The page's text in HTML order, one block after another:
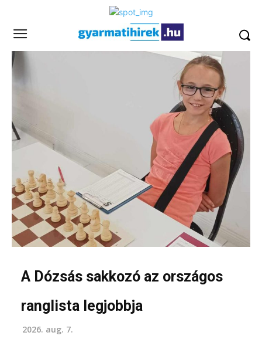
A Dózsás sakkozó az országos
ranglista legjobbja
2026. aug. 7.